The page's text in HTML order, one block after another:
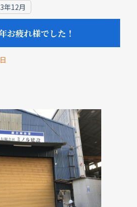
年12月
お疲れ様でした！